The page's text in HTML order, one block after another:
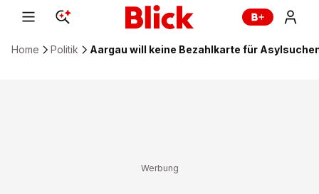
Home Politik Aargau will keine Bezahlkarte für